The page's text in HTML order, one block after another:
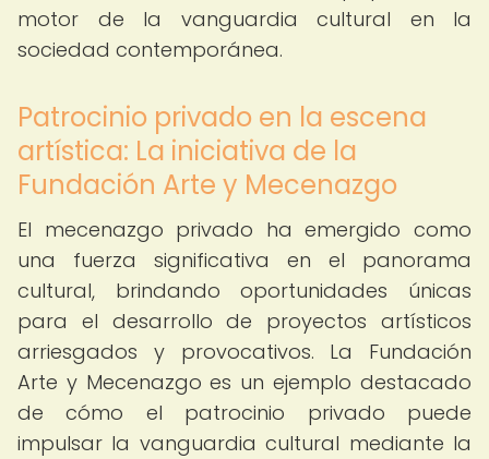
motor de la vanguardia cultural en la
sociedad contemporánea.
Patrocinio privado en la escena
artística: La iniciativa de la
Fundación Arte y Mecenazgo
El mecenazgo privado ha emergido como
una fuerza significativa en el panorama
cultural, brindando oportunidades únicas
para el desarrollo de proyectos artísticos
arriesgados y provocativos. La Fundación
Arte y Mecenazgo es un ejemplo destacado
de cómo el patrocinio privado puede
impulsar la vanguardia cultural mediante la